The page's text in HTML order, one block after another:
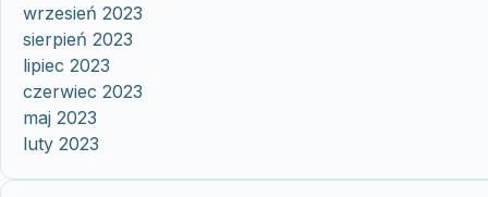
wrzesień 2023
sierpień 2023
lipiec 2023
czerwiec 2023
maj 2023
luty 2023